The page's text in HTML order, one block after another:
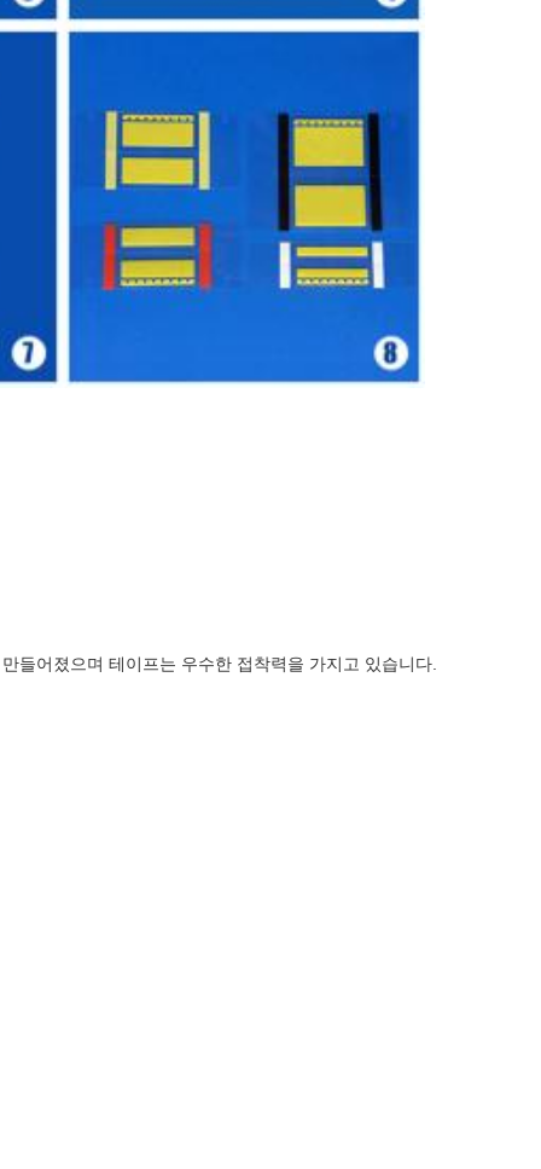
들어졌으며 테이프는 우수한 접착력을 가지고 있습니다.